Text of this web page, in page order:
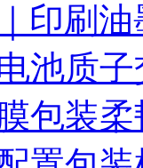
印刷
池质
包装